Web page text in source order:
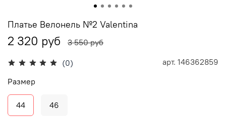
(0) арт. 146362859
Платье Велонель №2 Valentina
2 320 руб 3 550 руб
Размер
44 46